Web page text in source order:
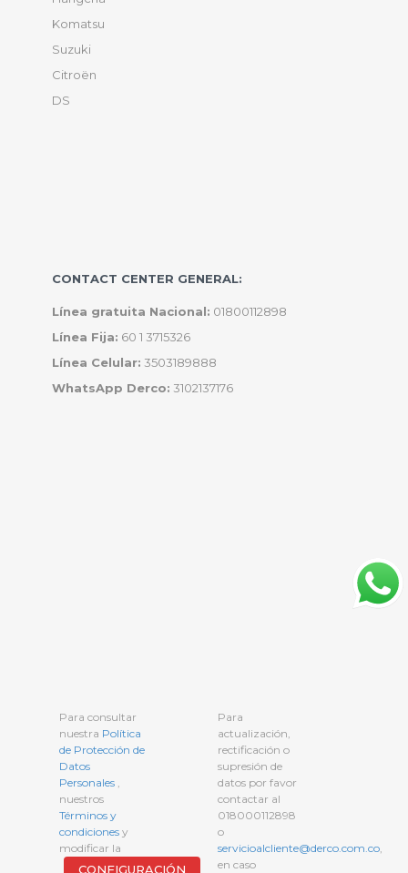
Komatsu
Suzuki
Citroën
DS
CONTACT CENTER GENERAL:
Línea gratuita Nacional: 01800112898
Línea Fija: 60 1 3715326
Línea Celular: 3503189888
WhatsApp Derco: 3102137176
Para consultar
nuestra Política
de Protección de
Datos
Personales ,
nuestros
Términos y
condiciones y
modificar la
CONFIGURACIÓN
Para
actualización,
rectificación o
supresión de
datos por favor
contactar al
018000112898
o
servicioalcliente@derco.com.co,
en caso